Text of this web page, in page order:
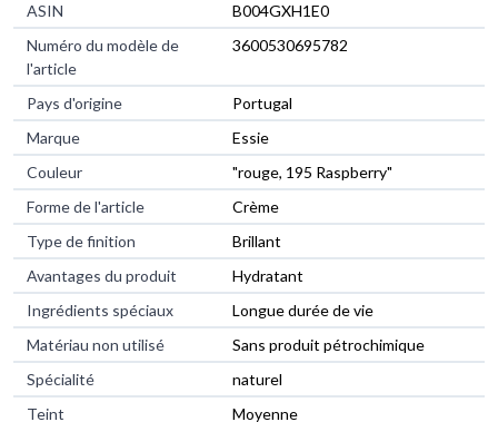
ASIN
B004GXH1E0
Numéro du modèle de
l'article
3600530695782
Pays d'origine
Portugal
Marque
Essie
Couleur
"rouge, 195 Raspberry"
Forme de l'article
Crème
Type de finition
Brillant
Avantages du produit
Hydratant
Ingrédients spéciaux
Longue durée de vie
Matériau non utilisé
Sans produit pétrochimique
Spécialité
naturel
Teint
Moyenne